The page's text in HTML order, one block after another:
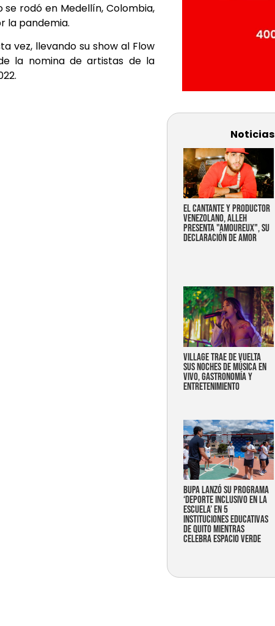
rodó en Medellín, Colombia,
la pandemia.
vez, llevando su show al Flow
la nomina de artistas de la
Noticias
EL CANTANTE Y PRODUCTOR
VENEZOLANO, ALLEH
PRESENTA "AMOUREUX", SU
DECLARACIÓN DE AMOR
Village trae de vuelta
sus noches de música en
vivo, gastronomía y
entretenimiento
Bupa lanzó su programa
‘Deporte Inclusivo en la
Escuela’ en 5
instituciones educativas
de Quito mientras
celebra espacio verde